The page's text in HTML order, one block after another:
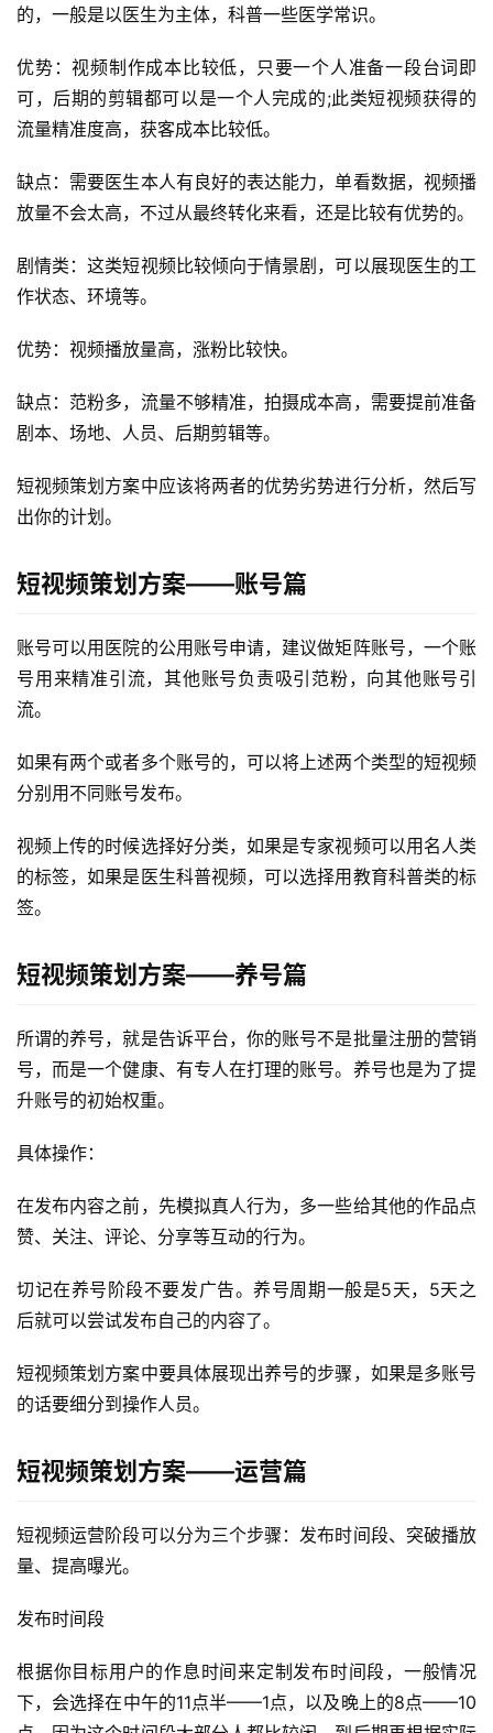
的，一般是以医生为主体，科普一些医学常识。
优势：视频制作成本比较低，只要一个人准备一段台词即
可，后期的剪辑都可以是一个人完成的;此类短视频获得的
流量精准度高，获客成本比较低。
缺点：需要医生本人有良好的表达能力，单看数据，视频播
放量不会太高，不过从最终转化来看，还是比较有优势的。
剧情类：这类短视频比较倾向于情景剧，可以展现医生的工
作状态、环境等。
优势：视频播放量高，涨粉比较快。
缺点：范粉多，流量不够精准，拍摄成本高，需要提前准备
剧本、场地、人员、后期剪辑等。
短视频策划方案中应该将两者的优势劣势进行分析，然后写
出你的计划。
短视频策划方案——账号篇
账号可以用医院的公用账号申请，建议做矩阵账号，一个账
号用来精准引流，其他账号负责吸引范粉，向其他账号引
流。
如果有两个或者多个账号的，可以将上述两个类型的短视频
分别用不同账号发布。
视频上传的时候选择好分类，如果是专家视频可以用名人类
的标签，如果是医生科普视频，可以选择用教育科普类的标
签。
短视频策划方案——养号篇
所谓的养号，就是告诉平台，你的账号不是批量注册的营销
号，而是一个健康、有专人在打理的账号。养号也是为了提
升账号的初始权重。
具体操作：
在发布内容之前，先模拟真人行为，多一些给其他的作品点
赞、关注、评论、分享等互动的行为。
切记在养号阶段不要发广告。养号周期一般是5天，5天之
后就可以尝试发布自己的内容了。
短视频策划方案中要具体展现出养号的步骤，如果是多账号
的话要细分到操作人员。
短视频策划方案——运营篇
短视频运营阶段可以分为三个步骤：发布时间段、突破播放
量、提高曝光。
发布时间段
根据你目标用户的作息时间来定制发布时间段，一般情况
下，会选择在中午的11点半——1点，以及晚上的8点——10